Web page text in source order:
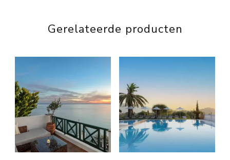
Gerelateerde producten